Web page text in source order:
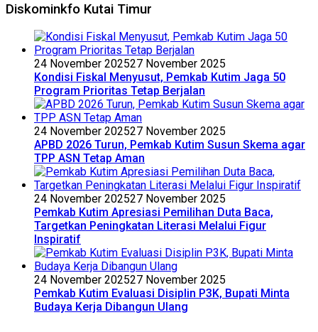
Diskominkfo Kutai Timur
24 November 202527 November 2025
Kondisi Fiskal Menyusut, Pemkab Kutim Jaga 50
Program Prioritas Tetap Berjalan
24 November 202527 November 2025
APBD 2026 Turun, Pemkab Kutim Susun Skema agar
TPP ASN Tetap Aman
24 November 202527 November 2025
Pemkab Kutim Apresiasi Pemilihan Duta Baca,
Targetkan Peningkatan Literasi Melalui Figur
Inspiratif
24 November 202527 November 2025
Pemkab Kutim Evaluasi Disiplin P3K, Bupati Minta
Budaya Kerja Dibangun Ulang